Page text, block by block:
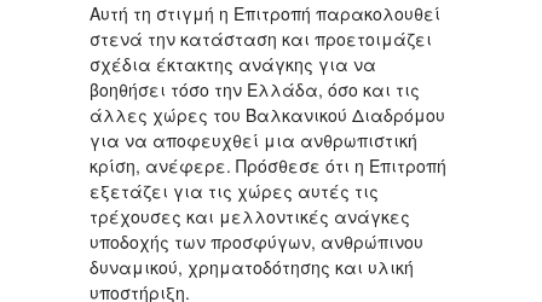
Αυτή τη στιγμή η Επιτροπή παρακολουθεί
στενά την κατάσταση και προετοιμάζει
σχέδια έκτακτης ανάγκης για να
βοηθήσει τόσο την Ελλάδα, όσο και τις
άλλες χώρες του Βαλκανικού Διαδρόμου
για να αποφευχθεί μια ανθρωπιστική
κρίση, ανέφερε. Πρόσθεσε ότι η Επιτροπή
εξετάζει για τις χώρες αυτές τις
τρέχουσες και μελλοντικές ανάγκες
υποδοχής των προσφύγων, ανθρώπινου
δυναμικού, χρηματοδότησης και υλική
υποστήριξη.